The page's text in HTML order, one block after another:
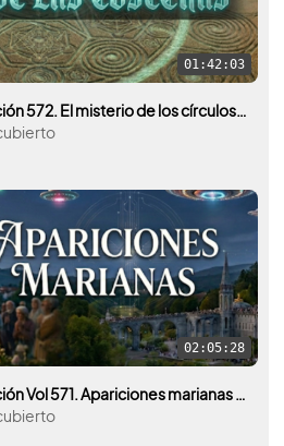
01:42:03
Tertulias sin edición 572. El misterio de los círculos de las cosechas.
02:05:28
Tertulias sin edición Vol 571. Apariciones marianas ¿Qué hay detrás del fenómeno y qué lo provoca?